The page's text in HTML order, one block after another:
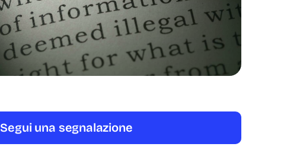
Segui una segnalazione